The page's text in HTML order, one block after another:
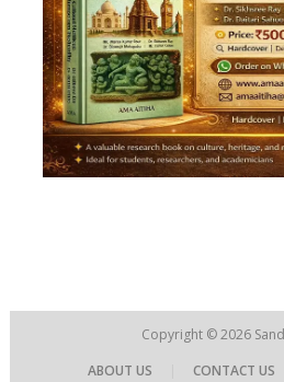
Copyright © 2026
ABOUT US
CONTACT US